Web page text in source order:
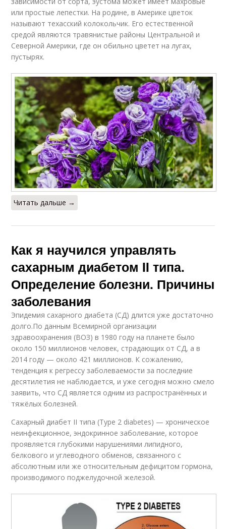
или простые лепестки. На родине, в Америке цветок
называют техасский колокольчик. Его естественной
средой являются травянистые районы Центральной и
Северной Америки, где он обильно цветет на лугах,
пустырях.
Читать дальше →
Как я научился управлять
сахарным диабетом II типа.
Определение болезни. Причины
заболевания
Эпидемия сахарного диабета (СД) длится уже достаточно
долго.По данным Всемирной организации
здравоохранения (ВОЗ) в 1980 году на планете было
около 150 миллионов человек, страдающих от СД, а в
2014 году — около 421 миллионов. К сожалению,
тенденция к регрессу заболеваемости за последние
десятилетия не наблюдается, и уже сегодня можно смело
заявить, что СД является одним из распространённых и
тяжёлых болезней.
Сахарный диабет II типа (Type 2 diabetes) — хроническое
неинфекционное, эндокринное заболевание, которое
проявляется глубокими нарушениями липидного,
белкового и углеводного обменов, связанного с
абсолютным или же относительным дефицитом гормона,
производимого поджелудочной железой.